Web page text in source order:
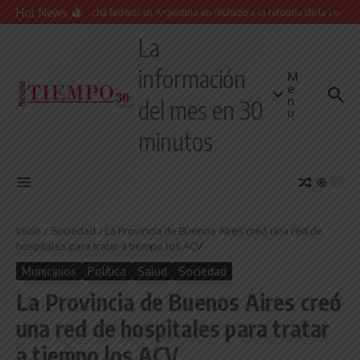
Saltar al contenido
Hot News
Masiva marcha federal en Argentina en rechazo a la reforma de la Ley de
La
información
del mes en 30
minutos
M
e
n
u
Inicio / Sociedad / La Provincia de Buenos Aires creó una red de
hospitales para tratar a tiempo los ACV
Municipios Política Salud Sociedad
La Provincia de Buenos Aires creó
una red de hospitales para tratar